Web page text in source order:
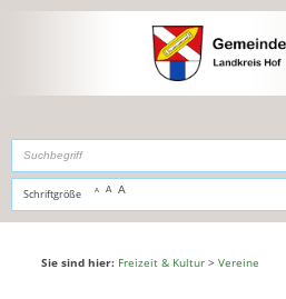
,zur Navigationoderzur Startseite
Schriftgröße A A A
Sie sind hier: Freizeit & Kultur> Vereine